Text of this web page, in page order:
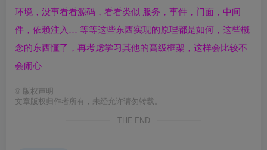
环境，没事看看源码，看看类似 服务，事件，门面， 中间
件 ， 依赖注入 … 等等这些东西实现的原理都是如何，这些概
念的东西懂了，再考虑学习其他的高级框架，这样会比较不
会闹心
© 版权声明
文章版权归作者所有，未经允许请勿转载。
THE END